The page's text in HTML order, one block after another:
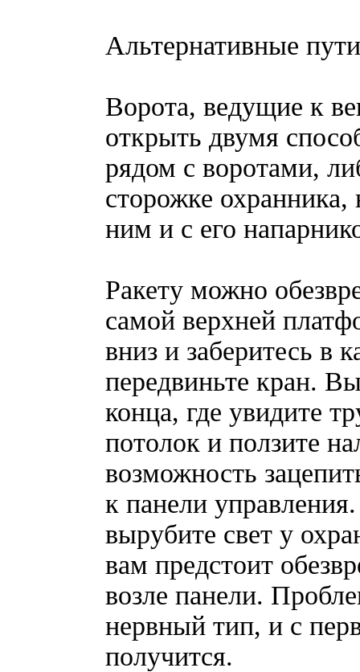
Альтернативные
Ворота, ведущие к
открыть двумя
рядом с воротами,
сторожке охранника,
ним и с его
Ракету можно
самой верхней
вниз и заберитесь в
передвиньте кран.
конца, где увидите
потолок и ползите
возможность
к панели
вырубите свет у
вам предстоит
возле панели.
нервный тип, и с
получится.